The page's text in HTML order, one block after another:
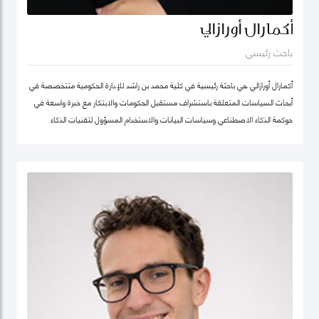
أكمارال أورازالي
باحث رئيسي
أكمارال أورازالي هي باحثة رئيسية في كلية محمد بن راشد للإدارة الحكومية متتخصصة في
أبحاث السياسات المتعلقة باستشراف مستقبل الحكومات والابتكار مع خبرة واسعة في
حوكمة الذكاء الاصطناعي وسياسات البيانات والاستخدام المسؤول لتقنيات الذكاء
وسياسات البيانات مع اهتمام خاص بتطوير أطر عملية تدعم الابتكار في القطاع العام
التطبيقية، مستندة إلى تجربة مهنية غنية في التحول الرقمي للقطاع الحكومي.